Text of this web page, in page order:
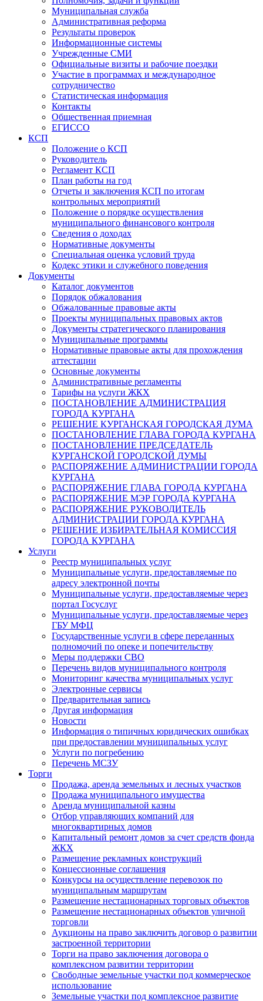
Муниципальная служба
Административная реформа
Результаты проверок
Информационные системы
Учрежденные СМИ
Официальные визиты и рабочие поездки
Участие в программах и международное
сотрудничество
Статистическая информация
Контакты
Общественная приемная
ЕГИССО
КСП
Положение о КСП
Руководитель
Регламент КСП
План работы на год
Отчеты и заключения КСП по итогам
контрольных мероприятий
Положение о порядке осуществления
муниципального финансового контроля
Сведения о доходах
Нормативные документы
Специальная оценка условий труда
Кодекс этики и служебного поведения
Документы
Каталог документов
Порядок обжалования
Обжалованные правовые акты
Проекты муниципальных правовых актов
Документы стратегического планирования
Муниципальные программы
Нормативные правовые акты для прохождения
аттестации
Основные документы
Административные регламенты
Тарифы на услуги ЖКХ
ПОСТАНОВЛЕНИЕ АДМИНИСТРАЦИЯ
ГОРОДА КУРГАНА
РЕШЕНИЕ КУРГАНСКАЯ ГОРОДСКАЯ ДУМА
ПОСТАНОВЛЕНИЕ ГЛАВА ГОРОДА КУРГАНА
ПОСТАНОВЛЕНИЕ ПРЕДСЕДАТЕЛЬ
КУРГАНСКОЙ ГОРОДСКОЙ ДУМЫ
РАСПОРЯЖЕНИЕ АДМИНИСТРАЦИИ ГОРОДА
КУРГАНА
РАСПОРЯЖЕНИЕ ГЛАВА ГОРОДА КУРГАНА
РАСПОРЯЖЕНИЕ МЭР ГОРОДА КУРГАНА
РАСПОРЯЖЕНИЕ РУКОВОДИТЕЛЬ
АДМИНИСТРАЦИИ ГОРОДА КУРГАНА
РЕШЕНИЕ ИЗБИРАТЕЛЬНАЯ КОМИССИЯ
ГОРОДА КУРГАНА
Услуги
Реестр муниципальных услуг
Муниципальные услуги, предоставляемые по
адресу электронной почты
Муниципальные услуги, предоставляемые через
портал Госуслуг
Муниципальные услуги, предоставляемые через
ГБУ МФЦ
Государственные услуги в сфере переданных
полномочий по опеке и попечительству
Меры поддержки СВО
Перечень видов муниципального контроля
Мониторинг качества муниципальных услуг
Электронные сервисы
Предварительная запись
Другая информация
Новости
Информация о типичных юридических ошибках
при предоставлении муниципальных услуг
Услуги по погребению
Перечень МСЗУ
Торги
Продажа, аренда земельных и лесных участков
Продажа муниципального имущества
Аренда муниципальной казны
Отбор управляющих компаний для
многоквартирных домов
Капитальный ремонт домов за счет средств фонда
ЖКХ
Размещение рекламных конструкций
Концессионные соглашения
Конкурсы на осуществление перевозок по
муниципальным маршрутам
Размещение нестационарных торговых объектов
Размещение нестационарных объектов уличной
торговли
Аукционы на право заключить договор о развитии
застроенной территории
Торги на право заключения договора о
комплексном развитии территории
Свободные земельные участки под коммерческое
использование
Земельные участки под комплексное развитие